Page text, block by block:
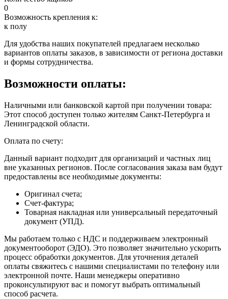
0
Возможность крепления к:
к полу
Для удобства наших покупателей предлагаем несколько
вариантов оплаты заказов, в зависимости от региона доставки
и формы сотрудничества.
Возможности оплаты:
Наличными или банковской картой при получении товара:
Этот способ доступен только жителям Санкт-Петербурга и
Ленинградской области.
Оплата по счету:
Данный вариант подходит для организаций и частных лиц
вне указанных регионов. После согласования заказа вам будут
предоставлены все необходимые документы:
Оригинал счета;
Счет-фактура;
Товарная накладная или универсальный передаточный
документ (УПД).
Мы работаем только с НДС и поддерживаем электронный
документооборот (ЭДО). Это позволяет значительно ускорить
процесс обработки документов. Для уточнения деталей
оплаты свяжитесь с нашими специалистами по телефону или
электронной почте. Наши менеджеры оперативно
проконсультируют вас и помогут выбрать оптимальный
способ расчета.